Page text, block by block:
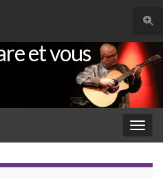
et vous